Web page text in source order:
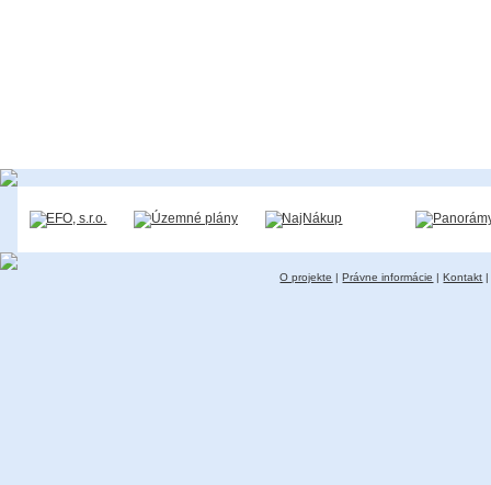
O projekte |Právne informácie |Kontakt